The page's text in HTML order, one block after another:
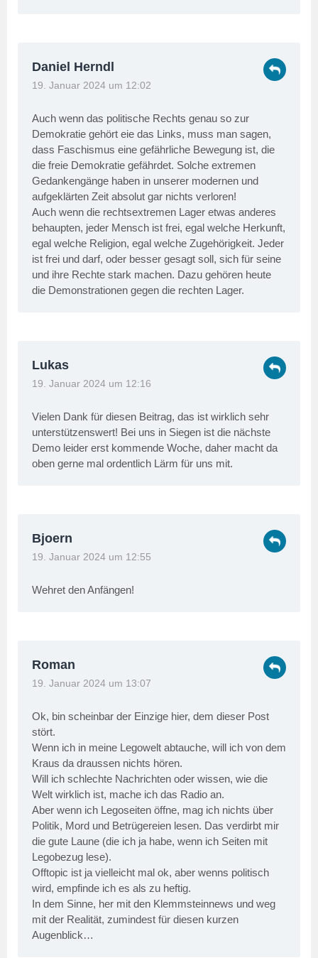
Daniel Herndl
19. Januar 2024 um 12:02
Auch wenn das politische Rechts genau so zur
Demokratie gehört eie das Links, muss man sagen,
dass Faschismus eine gefährliche Bewegung ist, die
die freie Demokratie gefährdet. Solche extremen
Gedankengänge haben in unserer modernen und
aufgeklärten Zeit absolut gar nichts verloren!
Auch wenn die rechtsextremen Lager etwas anderes
behaupten, jeder Mensch ist frei, egal welche Herkunft,
egal welche Religion, egal welche Zugehörigkeit. Jeder
ist frei und darf, oder besser gesagt soll, sich für seine
und ihre Rechte stark machen. Dazu gehören heute
die Demonstrationen gegen die rechten Lager.
Lukas
19. Januar 2024 um 12:16
Vielen Dank für diesen Beitrag, das ist wirklich sehr
unterstützenswert! Bei uns in Siegen ist die nächste
Demo leider erst kommende Woche, daher macht da
oben gerne mal ordentlich Lärm für uns mit.
Bjoern
19. Januar 2024 um 12:55
Wehret den Anfängen!
Roman
19. Januar 2024 um 13:07
Ok, bin scheinbar der Einzige hier, dem dieser Post
stört.
Wenn ich in meine Legowelt abtauche, will ich von dem
Kraus da draussen nichts hören.
Will ich schlechte Nachrichten oder wissen, wie die
Welt wirklich ist, mache ich das Radio an.
Aber wenn ich Legoseiten öffne, mag ich nichts über
Politik, Mord und Betrügereien lesen. Das verdirbt mir
die gute Laune (die ich ja habe, wenn ich Seiten mit
Legobezug lese).
Offtopic ist ja vielleicht mal ok, aber wenns politisch
wird, empfinde ich es als zu heftig.
In dem Sinne, her mit den Klemmsteinnews und weg
mit der Realität, zumindest für diesen kurzen
Augenblick…